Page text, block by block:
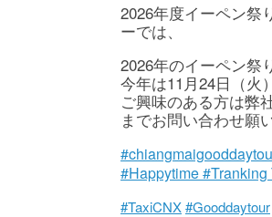
2026年度イーペン祭
ーでは、
2026年のイーペン祭
今年は11月24日（火
ご興味のある方は弊
までお問い合わせ願
#Happytime #Tranking
#TaxiCNX#Gooddaytour